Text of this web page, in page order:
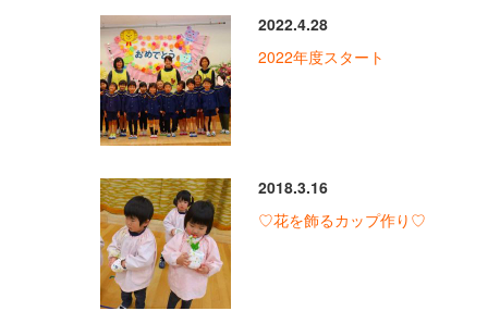
2022.4.28
2022年度スタート
2018.3.16
♡花を飾るカップ作り♡